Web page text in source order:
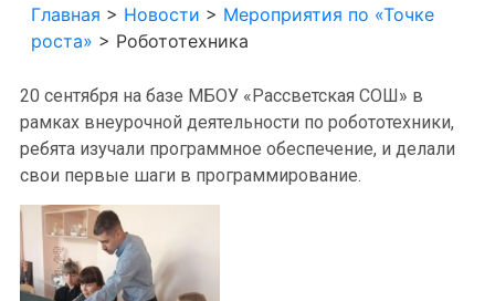
Главная > Новости > Мероприятия по «Точке
роста» > Робототехника
20 сентября на базе МБОУ «Рассветская СОШ» в
рамках внеурочной деятельности по робототехники,
ребята изучали программное обеспечение, и делали
свои первые шаги в программирование.